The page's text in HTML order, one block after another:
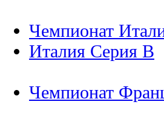
Чемпионат
Италия Серия B
Чемпионат